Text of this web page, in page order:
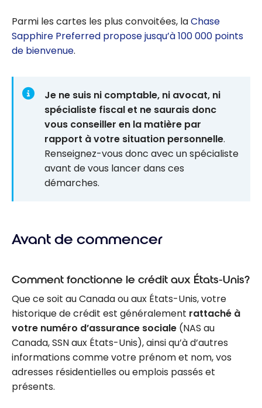
Parmi les cartes les plus convoitées, laChase
Sapphire Preferred propose jusqu’à 100 000 points
de bienvenue.
Je ne suis ni comptable, ni avocat, ni
spécialiste fiscal et ne saurais donc
vous conseiller en la matière par
rapport à votre situation personnelle.
Renseignez-vous donc avec un spécialiste
avant de vous lancer dans ces
démarches.
Avant de commencer
Comment fonctionne le crédit aux États-Unis?
Que ce soit au Canada ou aux États-Unis, votre
historique de crédit est généralement rattaché à
votre numéro d’assurance sociale (NAS au
Canada, SSN aux États-Unis), ainsi qu’à d’autres
informations comme votre prénom et nom, vos
adresses résidentielles ou emplois passés et
présents.